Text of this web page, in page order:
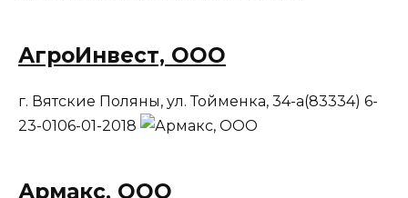
АгроИнвест, ООО
г. Вятские Поляны, ул. Тойменка, 34-а(83334) 6-
23-0106-01-2018
Армакс, ООО